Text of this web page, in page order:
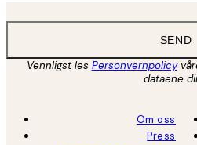
SEND
Vennligst les Personvernpolicy
dataene
Om oss
Press